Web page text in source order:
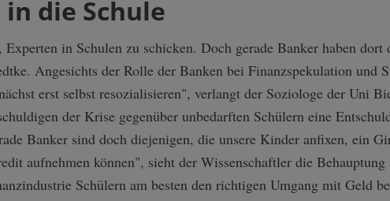
die Schule
in Schulen zu schicken. Doch gerade Banker haben dort
Angesichts der Rolle der Banken bei Finanzspekulation und
erst selbst resozialisieren", verlangt der Soziologe der Uni
der Krise gegenüber unbedarften Schülern eine
Banker sind doch diejenigen, die unsere Kinder anfixen, ein
aufnehmen können", sieht der Wissenschaftler die Behauptung
Schülern am besten den richtigen Umgang mit Geld